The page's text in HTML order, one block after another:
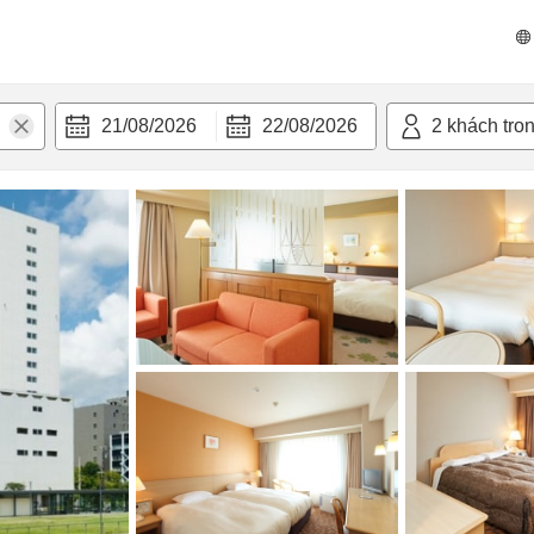
21/08/2026 22/08/2026 2 khách
bật Tiện nghi